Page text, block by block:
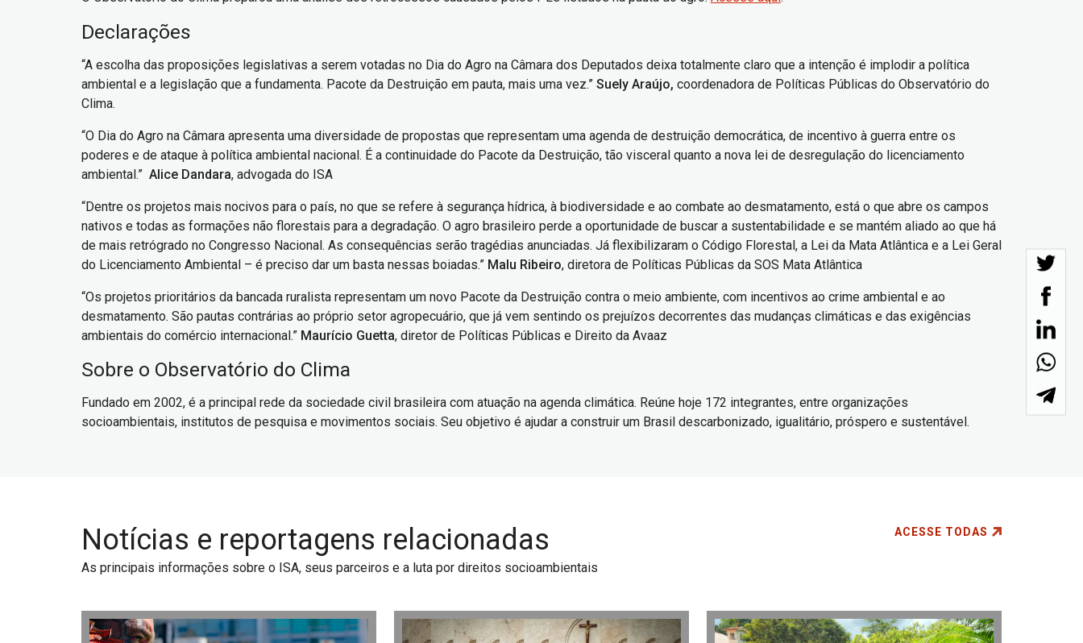
Declarações
“A escolha das proposições legislativas a serem votadas no Dia do Agro na Câmara dos Deputados deixa totalmente claro que a intenção é implodir a política
ambiental e a legislação que a fundamenta. Pacote da Destruição em pauta, mais uma vez.” Suely Araújo, coordenadora de Políticas Públicas do Observatório do
Clima.
“O Dia do Agro na Câmara apresenta uma diversidade de propostas que representam uma agenda de destruição democrática, de incentivo à guerra entre os
poderes e de ataque à política ambiental nacional. É a continuidade do Pacote da Destruição, tão visceral quanto a nova lei de desregulação do licenciamento
ambiental.” Alice Dandara, advogada do ISA
“Dentre os projetos mais nocivos para o país, no que se refere à segurança hídrica, à biodiversidade e ao combate ao desmatamento, está o que abre os campos
nativos e todas as formações não florestais para a degradação. O agro brasileiro perde a oportunidade de buscar a sustentabilidade e se mantém aliado ao que há
de mais retrógrado no Congresso Nacional. As consequências serão tragédias anunciadas. Já flexibilizaram o Código Florestal, a Lei da Mata Atlântica e a Lei Geral
do Licenciamento Ambiental – é preciso dar um basta nessas boiadas.” Malu Ribeiro, diretora de Políticas Públicas da SOS Mata Atlântica
“Os projetos prioritários da bancada ruralista representam um novo Pacote da Destruição contra o meio ambiente, com incentivos ao crime ambiental e ao
desmatamento. São pautas contrárias ao próprio setor agropecuário, que já vem sentindo os prejuízos decorrentes das mudanças climáticas e das exigências
ambientais do comércio internacional.” Maurício Guetta, diretor de Políticas Públicas e Direito da Avaaz
Sobre o Observatório do Clima
Fundado em 2002, é a principal rede da sociedade civil brasileira com atuação na agenda climática. Reúne hoje 172 integrantes, entre organizações
socioambientais, institutos de pesquisa e movimentos sociais. Seu objetivo é ajudar a construir um Brasil descarbonizado, igualitário, próspero e sustentável.
Notícias e reportagens relacionadas
As principais informações sobre o ISA, seus parceiros e a luta por direitos socioambientais
ACESSE TODAS